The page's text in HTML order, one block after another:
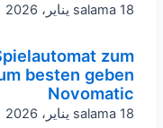
salama 18 يناير، 2026
zum
besten geben
Novomatic
salama 18 يناير، 2026